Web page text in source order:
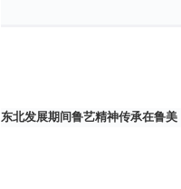
东北发展期间鲁艺精神传承在鲁美